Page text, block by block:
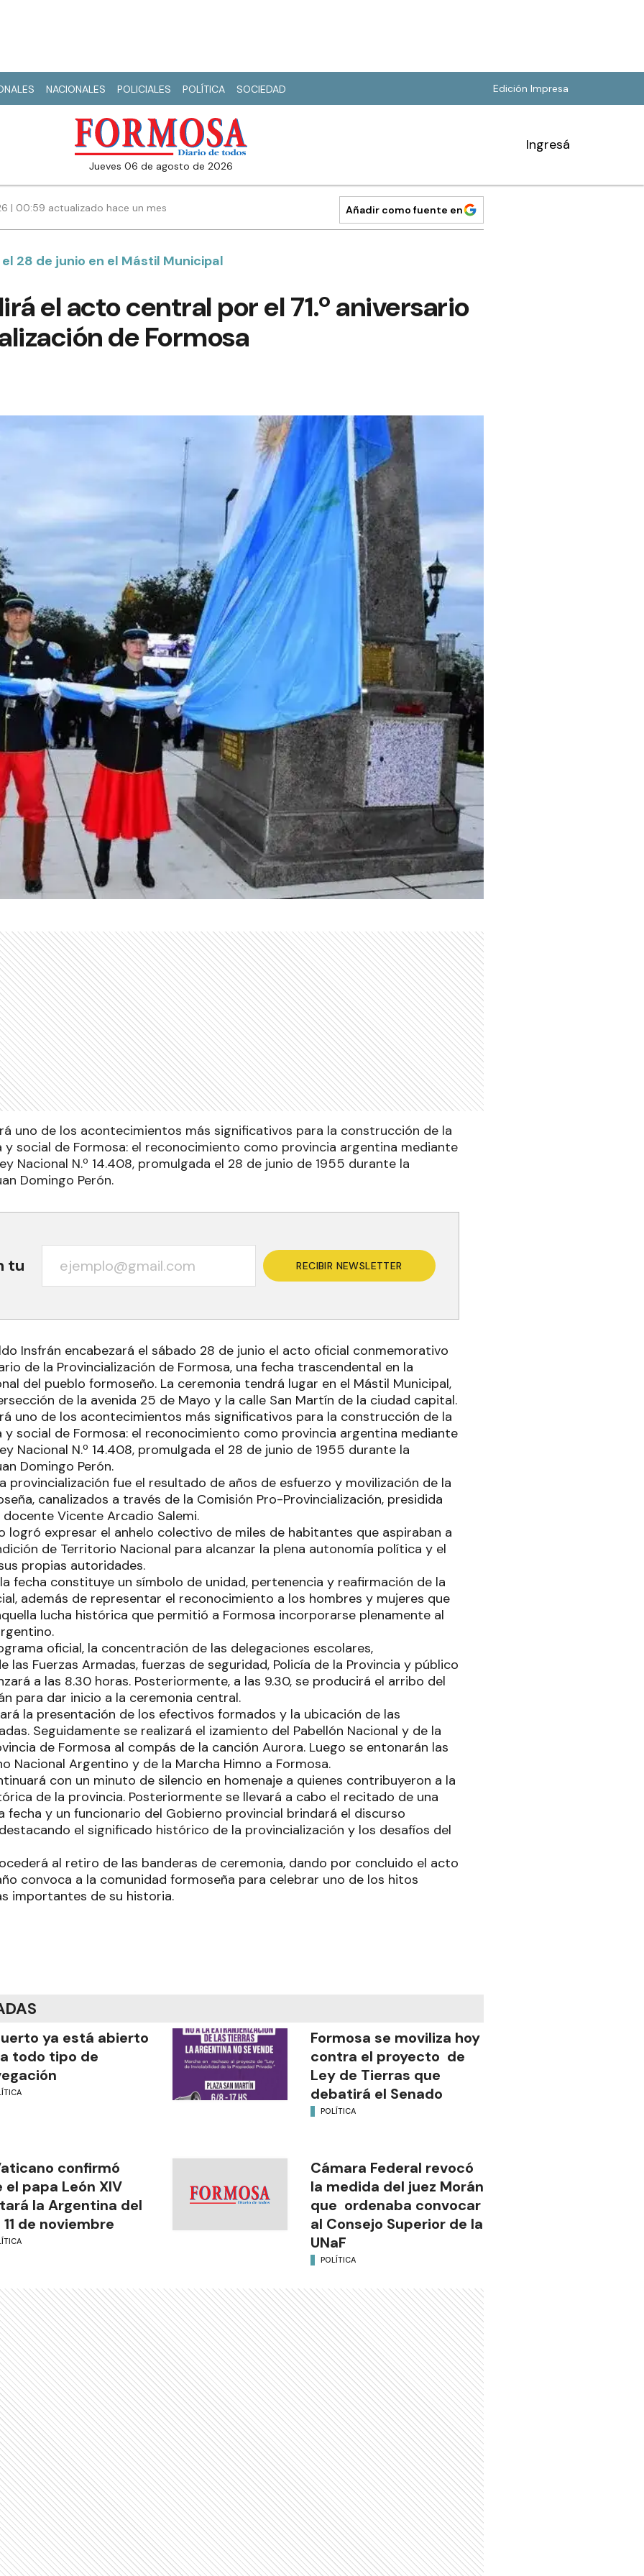
NACIONALES POLICIALES POLÍTICA SOCIEDAD Edición Impresa
jueves 06 de agosto de 2026
Ingresá
| 00:59 actualizado hace un mes Añadir como fuente en
28 de junio en el Mástil Municipal
el acto central por el 71.º aniversario
de Formosa
uno de los acontecimientos más significativos para la construcción de la
social de Formosa: el reconocimiento como provincia argentina mediante
Nacional N.º 14.408, promulgada el 28 de junio de 1955 durante la
Domingo Perón.
tu RECIBIR NEWSLETTER
Insfrán encabezará el sábado 28 de junio el acto oficial conmemorativo
de la Provincialización de Formosa, una fecha trascendental en la
del pueblo formoseño. La ceremonia tendrá lugar en el Mástil Municipal,
de la avenida 25 de Mayo y la calle San Martín de la ciudad capital.
uno de los acontecimientos más significativos para la construcción de la
social de Formosa: el reconocimiento como provincia argentina mediante
Nacional N.º 14.408, promulgada el 28 de junio de 1955 durante la
Domingo Perón.
provincialización fue el resultado de años de esfuerzo y movilización de la
canalizados a través de la Comisión Pro-Provincialización, presidida
Vicente Arcadio Salemi.
logró expresar el anhelo colectivo de miles de habitantes que aspiraban a
de Territorio Nacional para alcanzar la plena autonomía política y el
propias autoridades.
fecha constituye un símbolo de unidad, pertenencia y reafirmación de la
además de representar el reconocimiento a los hombres y mujeres que
lucha histórica que permitió a Formosa incorporarse plenamente al
oficial, la concentración de las delegaciones escolares,
las Fuerzas Armadas, fuerzas de seguridad, Policía de la Provincia y público
a las 8.30 horas. Posteriormente, a las 9.30, se producirá el arribo del
para dar inicio a la ceremonia central.
la presentación de los efectivos formados y la ubicación de las
Seguidamente se realizará el izamiento del Pabellón Nacional y de la
de Formosa al compás de la canción Aurora. Luego se entonarán las
Nacional Argentino y de la Marcha Himno a Formosa.
con un minuto de silencio en homenaje a quienes contribuyeron a la
de la provincia. Posteriormente se llevará a cabo el recitado de una
fecha y un funcionario del Gobierno provincial brindará el discurso
el significado histórico de la provincialización y los desafíos del
al retiro de las banderas de ceremonia, dando por concluido el acto
convoca a la comunidad formoseña para celebrar uno de los hitos
importantes de su historia.
ya está abierto
todo tipo de
Formosa se moviliza hoy
contra el proyecto de
Ley de Tierras que
debatirá el Senado
POLÍTICA
confirmó
el papa León XIV
la Argentina del
11 de noviembre
Cámara Federal revocó
la medida del juez Morán
que ordenaba convocar
al Consejo Superior de la
UNaF
POLÍTICA